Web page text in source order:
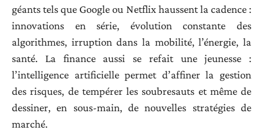
géants tels que Google ou Netflix haussent la cadence :
innovations en série, évolution constante des
algorithmes, irruption dans la mobilité, l’énergie, la
santé. La finance aussi se refait une jeunesse :
l’intelligence artificielle permet d’affiner la gestion
des risques, de tempérer les soubresauts et même de
dessiner, en sous-main, de nouvelles stratégies de
marché.